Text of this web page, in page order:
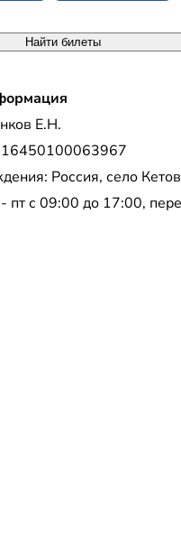
Найти билеты
Е.Н.
Россия, село
пт с 09:00 до 17:00,